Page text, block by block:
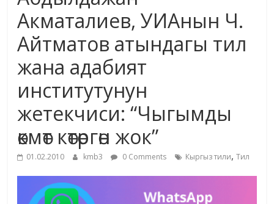
маданияты
жана
адабияты
Акматалиев, УИАнын Ч.
Айтматов атындагы тил
жана адабият
институтунун
жетекчиси: “Чыгымды
өкмөт көтөргөн жок”
01.02.2010 kmb3 0 Comments Кыргыз тили,Тил